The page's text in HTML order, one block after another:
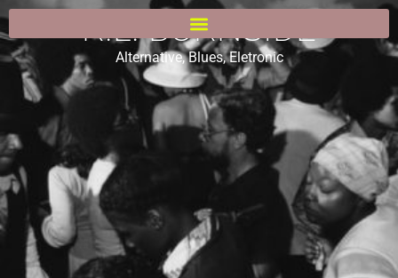
R.L. BURNSIDE
Alternative,Blues,Eletronic